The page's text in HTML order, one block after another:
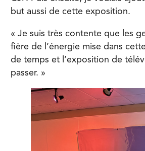
but aussi de cette exposition.
« Je suis très contente que les
fière de l’énergie mise dans
de temps et l’exposition de
passer. »